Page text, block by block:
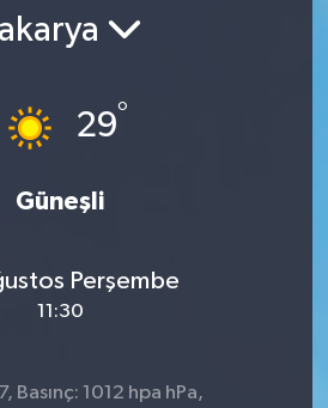
29°
Güneşli
Perşembe
11:30
Basınç: 1012 hpa hPa,